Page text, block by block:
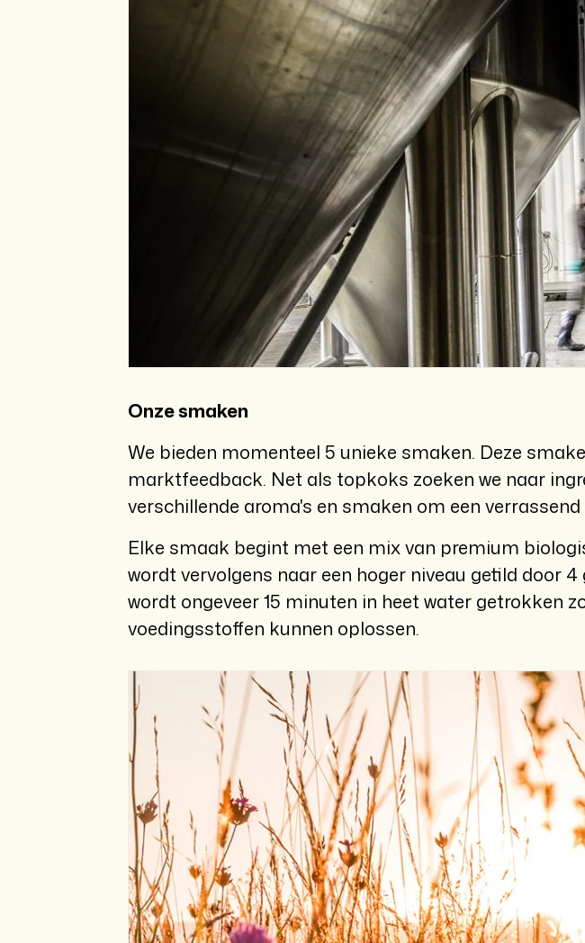
Onze smaken
We bieden momenteel 5 unieke smaken. Deze
marktfeedback. Net als topkoks zoeken we naar
verschillende aroma's en smaken om een
Elke smaak begint met een mix van premium
wordt vervolgens naar een hoger niveau getild door
wordt ongeveer 15 minuten in heet water getrokken
voedingsstoffen kunnen oplossen.